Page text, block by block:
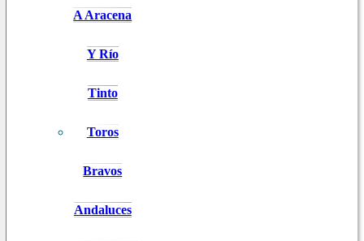
A Aracena
Y Río
Tinto
Toros
Bravos
Andaluces